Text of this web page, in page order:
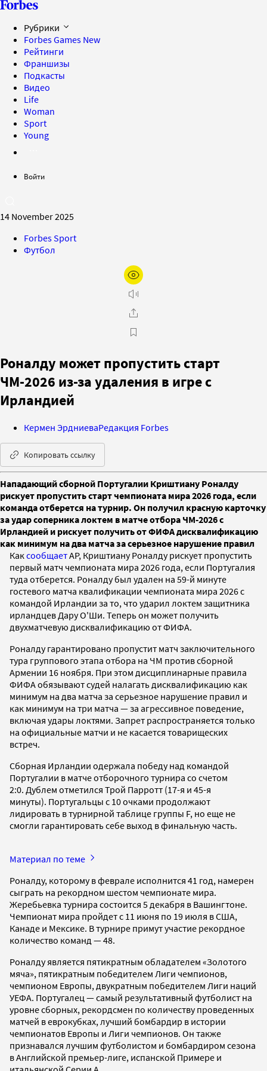
Рубрики
Forbes Games New
Рейтинги
Франшизы
Подкасты
Видео
Life
Woman
Sport
Young
Войти
14 November 2025
Forbes Sport
Футбол
Роналду может пропустить старт
ЧМ-2026 из-за удаления в игре с
Ирландией
Кермен ЭрдниеваРедакция Forbes
Копировать ссылку
Нападающий сборной Португалии Криштиану Роналду
рискует пропустить старт чемпионата мира 2026 года, если
команда отберется на турнир. Он получил красную карточку
за удар соперника локтем в матче отбора ЧМ‑2026 с
Ирландией и рискует получить от ФИФА дисквалификацию
как минимум на два матча за серьезное нарушение правил
КаксообщаетAP, Криштиану Роналду рискует пропустить
первый матч чемпионата мира 2026 года, если Португалия
туда отберется. Роналду был удален на 59-й минуте
гостевого матча квалификации чемпионата мира 2026 с
командой Ирландии за то, что ударил локтем защитника
ирландцев Дару О'Ши. Теперь он может получить
двухматчевую дисквалификацию от ФИФА.
Роналду гарантировано пропустит матч заключительного
тура группового этапа отбора на ЧМ против сборной
Армении 16 ноября. При этом дисциплинарные правила
ФИФА обязывают судей налагать дисквалификацию как
минимум на два матча за серьезное нарушение правил и
как минимум на три матча — за агрессивное поведение,
включая удары локтями. Запрет распространяется только
на официальные матчи и не касается товарищеских
встреч.
Сборная Ирландии одержала победу над командой
Португалии в матче отборочного турнира со счетом
2:0. Дублем отметился Трой Парротт (17-я и 45-я
минуты). Португальцы с 10 очками продолжают
лидировать в турнирной таблице группы F, но еще не
смогли гарантировать себе выход в финальную часть.
Материал по теме
Роналду, которому в феврале исполнится 41 год, намерен
сыграть на рекордном шестом чемпионате мира.
Жеребьевка турнира состоится 5 декабря в Вашингтоне.
Чемпионат мира пройдет с 11 июня по 19 июля в США,
Канаде и Мексике. В турнире примут участие рекордное
количество команд — 48.
Роналду является пятикратным обладателем «Золотого
мяча», пятикратным победителем Лиги чемпионов,
чемпионом Европы, двукратным победителем Лиги наций
УЕФА. Португалец — самый результативный футболист на
уровне сборных, рекордсмен по количеству проведенных
матчей в еврокубках, лучший бомбардир в истории
чемпионатов Европы и Лиги чемпионов. Он также
признавался лучшим футболистом и бомбардиром сезона
в Английской премьер-лиге, испанской Примере и